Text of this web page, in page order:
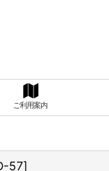
ご利用案内
57]